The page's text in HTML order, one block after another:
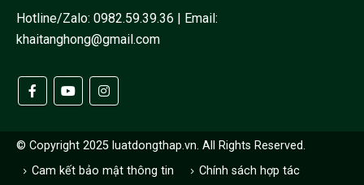
Hotline/Zalo: 0982.59.39.36 | Email:
khaitanghong@gmail.com
© Copyright 2025 luatdongthap.vn. All Rights Reserved.
Cam kết bảo mật thông tin
Chính sách hợp tác